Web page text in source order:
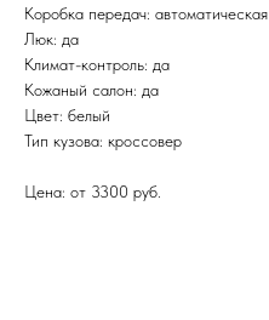
Коробка передач: автоматическая
Люк: да
Климат-контроль: да
Кожаный салон: да
Цвет: белый
Тип кузова: кроссовер
Цена: от 3300 руб.